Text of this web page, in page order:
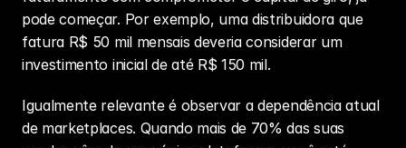
pode começar. Por exemplo, uma distribuidora que
fatura R$ 50 mil mensais deveria considerar um
investimento inicial de até R$ 150 mil.
Igualmente relevante é observar a dependência atual
de marketplaces. Quando mais de 70% das suas